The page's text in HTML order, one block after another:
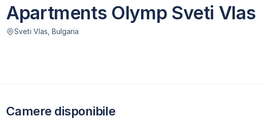
Apartments Olymp Sveti Vlas
Sveti Vlas, Bulgaria
Camere disponibile